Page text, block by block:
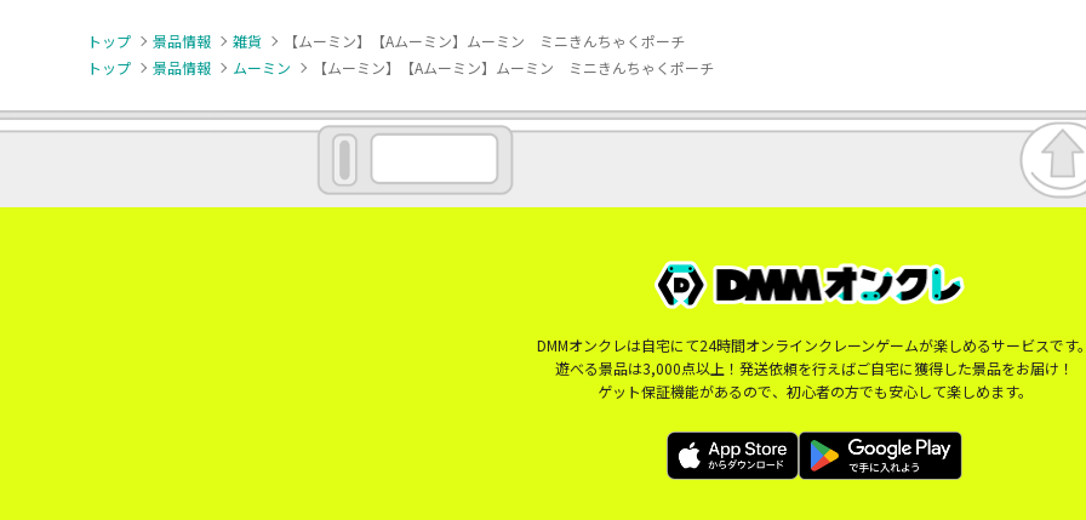
トップ 景品情報 雑貨
【ムーミン】【Aムーミン】ムーミン ミニきんちゃくポーチ
トップ
景品情報 ムーミン 【ムーミン】【Aムーミン】ムーミン ミニきんちゃくポーチ
DMMオンクレは自宅にて24時間オンラインクレーンゲームが楽しめるサービスです
遊べる景品は3,000点以上！発送依頼を行えばご自宅に獲得した景品をお届け！
ゲット保証機能があるので、初心者の方でも安心して楽しめます。